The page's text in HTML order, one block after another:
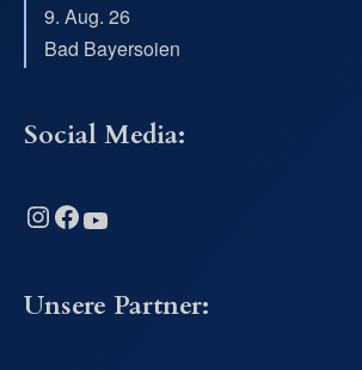
9. Aug. 26
Bad Bayersoien
Social Media:
Instagram Facebook YouTube
Unsere Partner: